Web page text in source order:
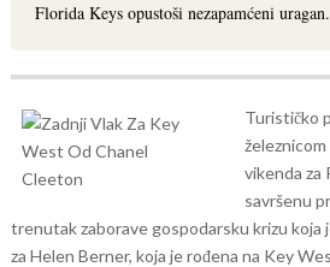
Florida Keys opustoši nezapamćeni uragan.
Turističko
vikenda za
savršenu
trenutak zaborave gospodarsku krizu koja
za Helen Berner, koja je rođena na Key